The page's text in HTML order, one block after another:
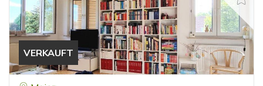
VERKAUFT